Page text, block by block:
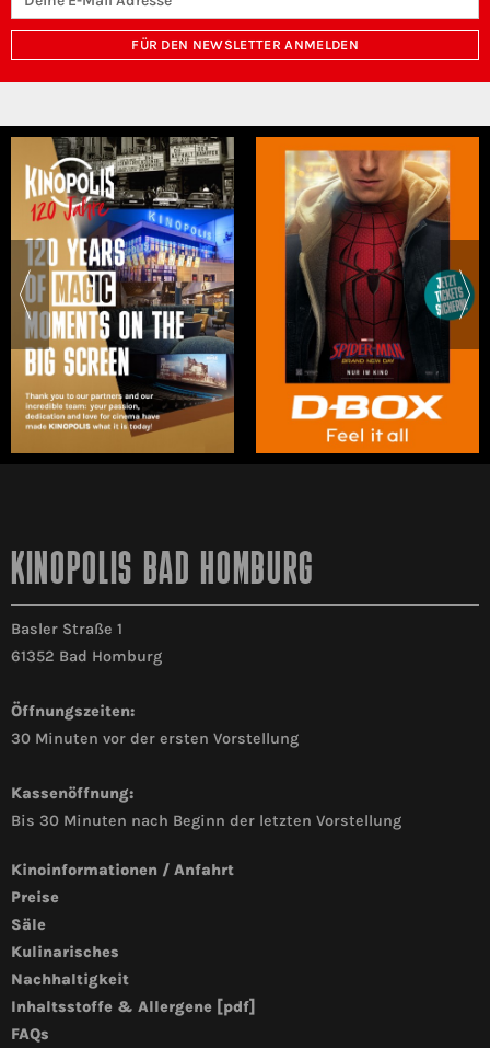
FÜR DEN NEWSLETTER ANMELDEN
KINOPOLIS BAD HOMBURG
Basler Straße 1
61352 Bad Homburg
Öffnungszeiten:
30 Minuten vor der ersten Vorstellung
Kassenöffnung:
Bis 30 Minuten nach Beginn der letzten Vorstellung
Kinoinformationen / Anfahrt
Preise
Säle
Kulinarisches
Nachhaltigkeit
Inhaltsstoffe & Allergene [pdf]
FAQs